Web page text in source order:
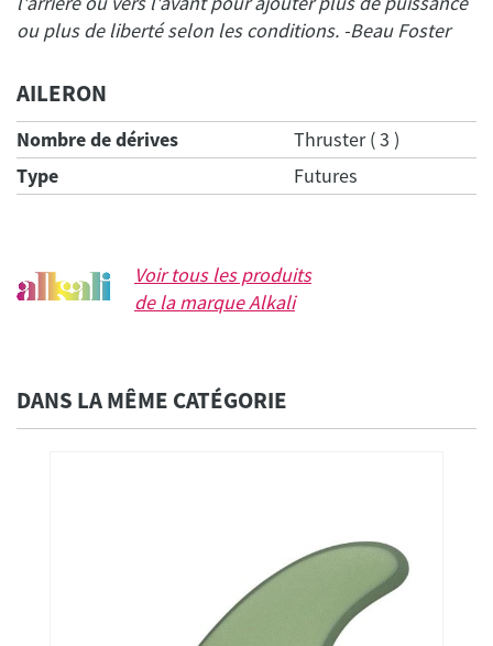
AILERON
Nombre de dérives
Thruster ( 3 )
Type
Futures
Voir tous les produits
de la marqueAlkali
DANS LA MÊME CATÉGORIE